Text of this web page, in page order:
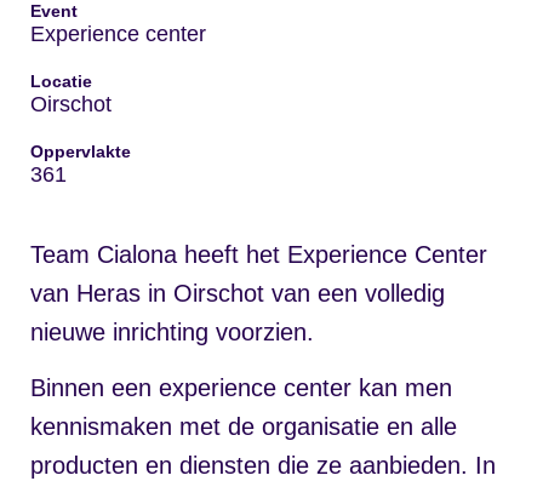
Event
Experience center
Locatie
Oirschot
Oppervlakte
361
Team Cialona heeft het Experience Center
van Heras in Oirschot van een volledig
nieuwe inrichting voorzien.
Binnen een experience center kan men
kennismaken met de organisatie en alle
producten en diensten die ze aanbieden. In